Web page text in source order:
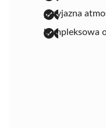
przyjazna
kompleksowa